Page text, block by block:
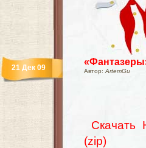
Автор: ArtemGu
21 Дек 09
Скачать
(zip)